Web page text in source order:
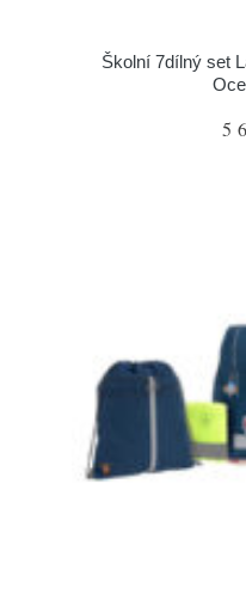
Školní 7dílný set
5